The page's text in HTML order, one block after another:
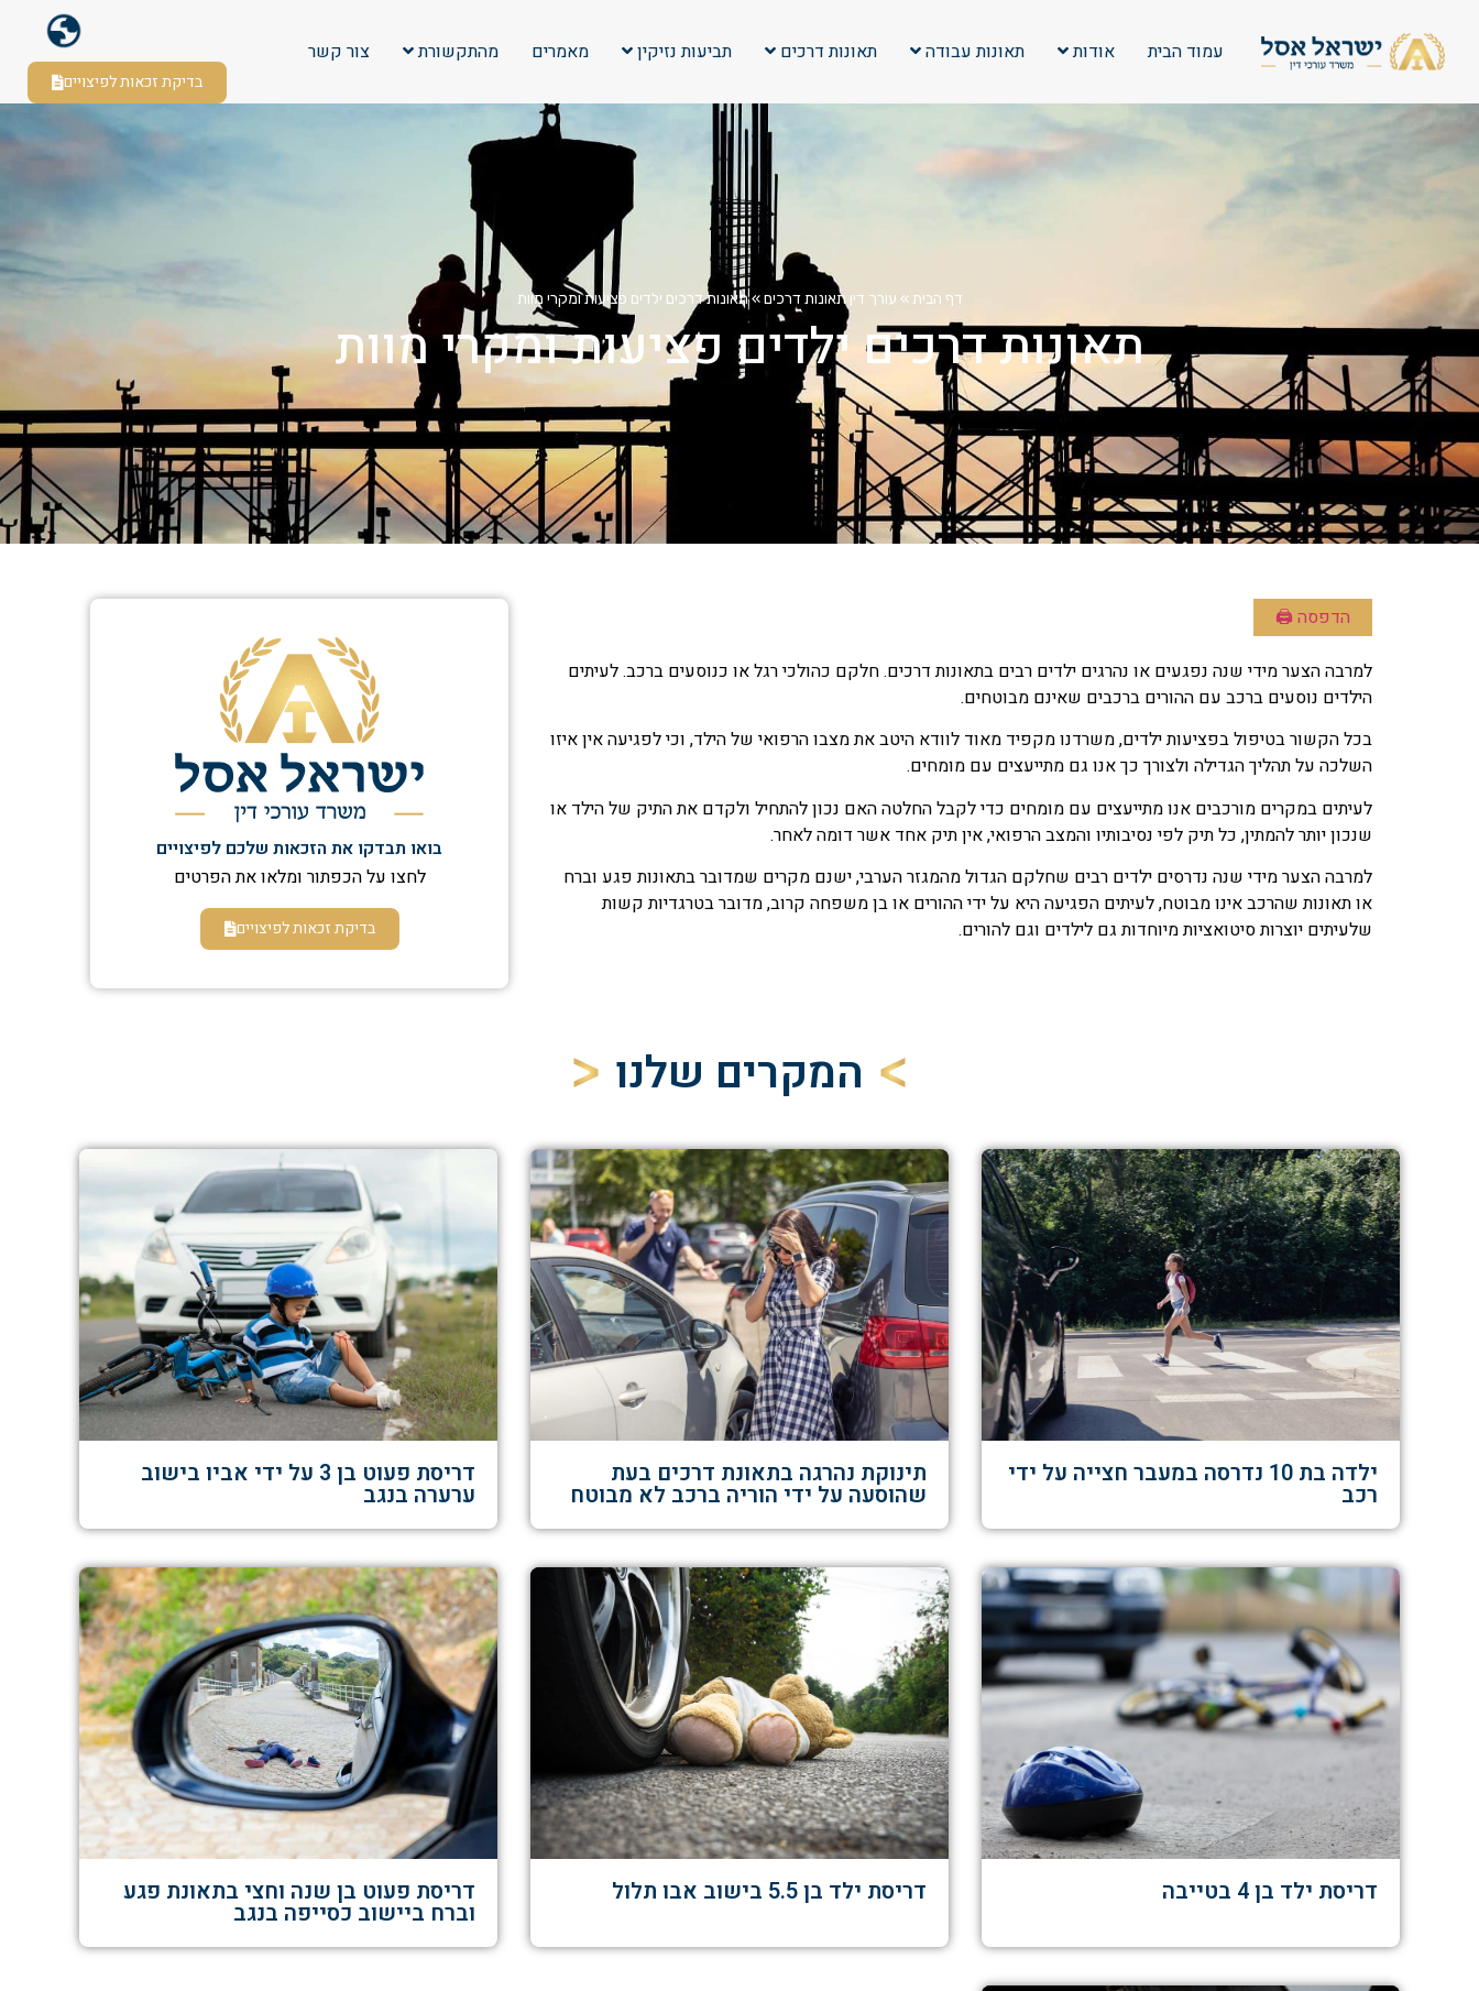
עמוד הבית אודות תאונות עבודה תאונות דרכים תביעות נזיקין מאמרים מהתקשורת צור קשר
בדיקת זכאות לפיצויים
דף הבית» עורך דין תאונות דרכים»תאונות דרכים ילדים פציעות ומקרי מוות
תאונות דרכים ילדים פציעות ומקרי מוות
הדפסה 🖨
למרבה הצער מידי שנה נפגעים או נהרגים ילדים רבים בתאונות דרכים. חלקם כהולכי רגל או כנוסעים ברכב. לעיתים
הילדים נוסעים ברכב עם ההורים ברכבים שאינם מבוטחים.
בכל הקשור בטיפול בפציעות ילדים, משרדנו מקפיד מאוד לוודא היטב את מצבו הרפואי של הילד, וכי לפגיעה אין איזו
השלכה על תהליך הגדילה ולצורך כך אנו גם מתייעצים עם מומחים.
לעיתים במקרים מורכבים אנו מתייעצים עם מומחים כדי לקבל החלטה האם נכון להתחיל ולקדם את התיק של הילד או
שנכון יותר להמתין, כל תיק לפי נסיבותיו והמצב הרפואי, אין תיק אחד אשר דומה לאחר.
למרבה הצער מידי שנה נדרסים ילדים רבים שחלקם הגדול מהמגזר הערבי, ישנם מקרים שמדובר בתאונות פגע וברח
או תאונות שהרכב אינו מבוטח, לעיתים הפגיעה היא על ידי ההורים או בן משפחה קרוב, מדובר בטרגדיות קשות
שלעיתים יוצרות סיטואציות מיוחדות גם לילדים וגם להורים.
בואו תבדקו את הזכאות שלכם לפיצויים
לחצו על הכפתור ומלאו את הפרטים
בדיקת זכאות לפיצויים
המקרים שלנו
ילדה בת 10 נדרסה במעבר חצייה על ידי
רכב
תינוקת נהרגה בתאונת דרכים בעת
שהוסעה על ידי הוריה ברכב לא מבוטח
דריסת פעוט בן 3 על ידי אביו בישוב
ערערה בנגב
דריסת ילד בן 4 בטייבה דריסת ילד בן 5.5 בישוב אבו תלול דריסת פעוט בן שנה וחצי בתאונת פגע
וברח ביישוב כסייפה בנגב